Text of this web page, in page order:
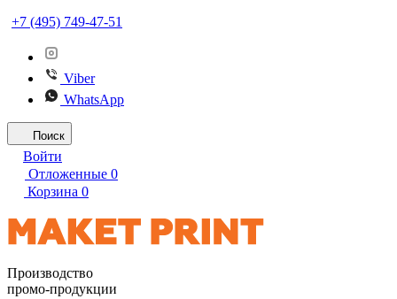
+7 (495) 749-47-51
Viber
WhatsApp
Поиск
Войти
Отложенные 0
Корзина 0
Производство
промо-продукции